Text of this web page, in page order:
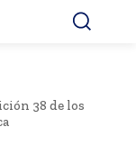
38 de los